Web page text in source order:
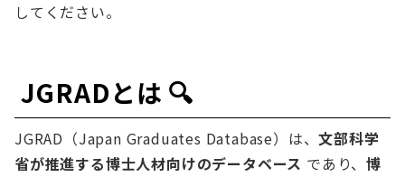
してください。
JGRADとは 🔍
JGRAD（Japan Graduates Database）は、文部科学
省が推進する博士人材向けのデータベース であり、博